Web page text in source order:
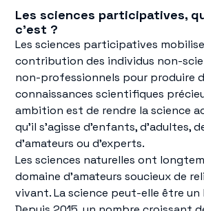
Les sciences participatives,
c’est ?
Les sciences participatives
contribution des individus non-
non-professionnels pour produire
connaissances scientifiques
ambition est de rendre la science
qu'il s'agisse d'enfants, d'adultes,
d'amateurs ou d'experts.
Les sciences naturelles ont
domaine d’amateurs soucieux de
vivant. La science peut-elle être un